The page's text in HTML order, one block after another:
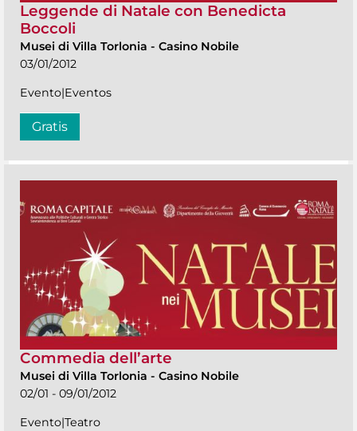
Leggende di Natale con Benedicta
Boccoli
Musei di Villa Torlonia - Casino Nobile
03/01/2012
Evento|Eventos
Gratis
Commedia dell’arte
Musei di Villa Torlonia - Casino Nobile
02/01 - 09/01/2012
Evento|Teatro